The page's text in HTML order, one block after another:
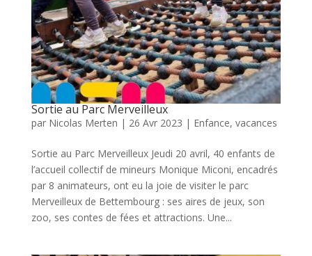
Sortie au Parc Merveilleux
par Nicolas Merten | 26 Avr 2023 | Enfance, vacances
Sortie au Parc Merveilleux Jeudi 20 avril, 40 enfants de
l’accueil collectif de mineurs Monique Miconi, encadrés
par 8 animateurs, ont eu la joie de visiter le parc
Merveilleux de Bettembourg : ses aires de jeux, son
zoo, ses contes de fées et attractions. Une...